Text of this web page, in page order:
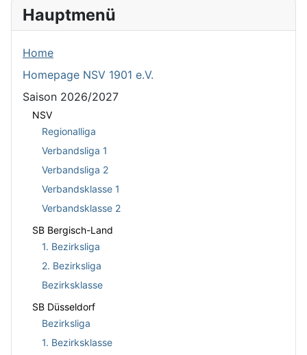
Hauptmenü
Home
Homepage NSV 1901 e.V.
Saison 2026/2027
NSV
Regionalliga
Verbandsliga 1
Verbandsliga 2
Verbandsklasse 1
Verbandsklasse 2
SB Bergisch-Land
1. Bezirksliga
2. Bezirksliga
Bezirksklasse
SB Düsseldorf
Bezirksliga
1. Bezirksklasse